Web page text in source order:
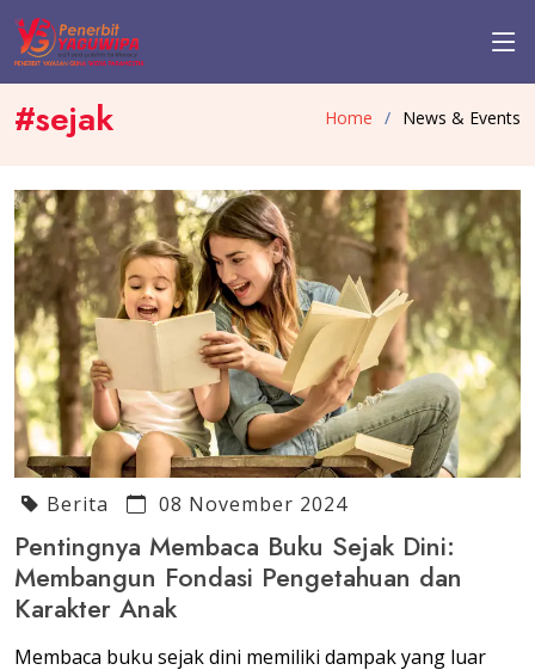
#sejak Home News & Events
Berita 08 November 2024
Pentingnya Membaca Buku Sejak Dini:
Membangun Fondasi Pengetahuan dan
Karakter Anak
Membaca buku sejak dini memiliki dampak yang luar